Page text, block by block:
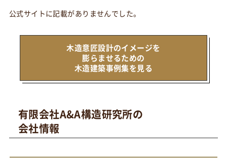
公式サイトに記載がありませんでした。
木造意匠設計のイメージを
膨らませるための
木造建築事例集を見る
有限会社A&A構造研究所の
会社情報